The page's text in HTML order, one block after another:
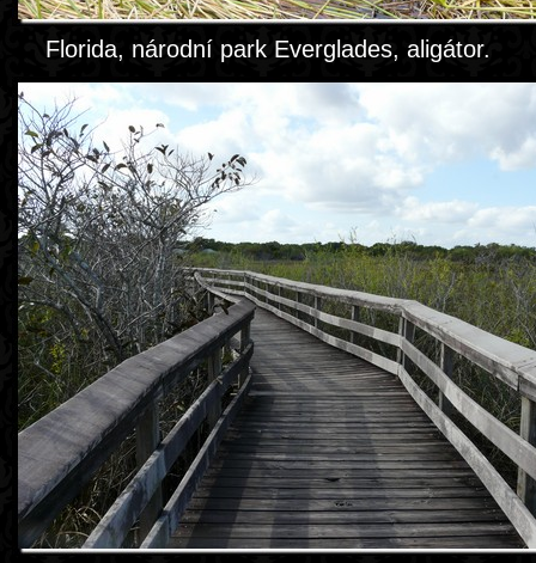
Florida, národní park Everglades, aligátor.